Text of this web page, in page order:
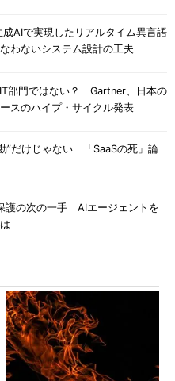
成AIで実現したリアルタイム異言語
わないシステム設計の工夫
部門ではない？ Gartner、日本の
スのハイプ・サイクル発表
”だけじゃない 「SaaSの死」論
護の次の一手 AIエージェントを